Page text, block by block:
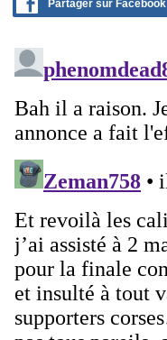
Partager sur Facebook